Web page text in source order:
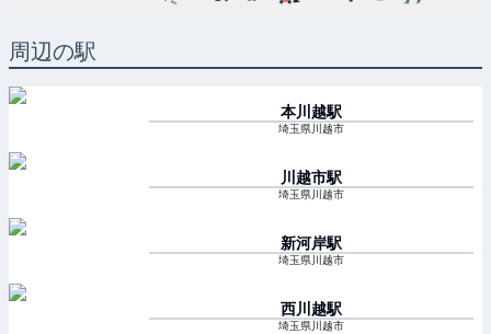
周辺の駅
本川越駅
埼玉県川越市
川越市駅
埼玉県川越市
新河岸駅
埼玉県川越市
西川越駅
埼玉県川越市